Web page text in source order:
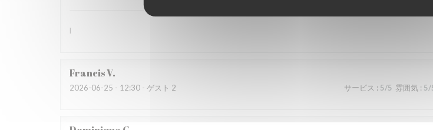
l
FrancisV
2026-06-25 - 12:30 - ゲスト 2 サービス : 5/5 雰囲気: 5/